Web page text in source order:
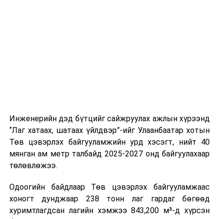
Инженерийн дэд бүтцийг сайжруулах ажлын хүрээнд
“Лаг хатаах, шатаах үйлдвэр”-ийг Улаанбаатар хотын
Төв цэвэрлэх байгууламжийн урд хэсэгт, нийт 40
мянган ам метр талбайд 2025-2027 онд байгуулахаар
төлөвлөжээ.
Одоогийн байдлаар Төв цэвэрлэх байгууламжаас
хоногт дунджаар 238 тонн лаг гардаг бөгөөд
хуримтлагдсан лагийн хэмжээ 843,200 м³-д хүрсэн